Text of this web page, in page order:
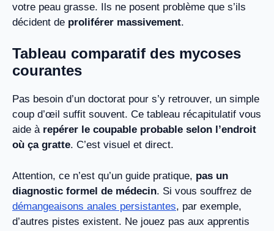
votre peau grasse. Ils ne posent problème que s’ils
décident de proliférer massivement.
Tableau comparatif des mycoses
courantes
Pas besoin d’un doctorat pour s’y retrouver, un simple
coup d’œil suffit souvent. Ce tableau récapitulatif vous
aide à repérer le coupable probable selon l’endroit
où ça gratte. C’est visuel et direct.
Attention, ce n’est qu’un guide pratique, pas un
diagnostic formel de médecin. Si vous souffrez de
démangeaisons anales persistantes, par exemple,
d’autres pistes existent. Ne jouez pas aux apprentis